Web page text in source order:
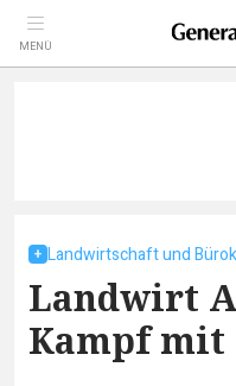
MENÜ
Landwirtschaft und
Landwirt
Kampf mit